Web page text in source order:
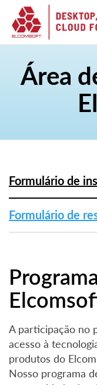
Área
Formulário de
Formulário de
A participação no
acesso à
produtos do
Nosso programa